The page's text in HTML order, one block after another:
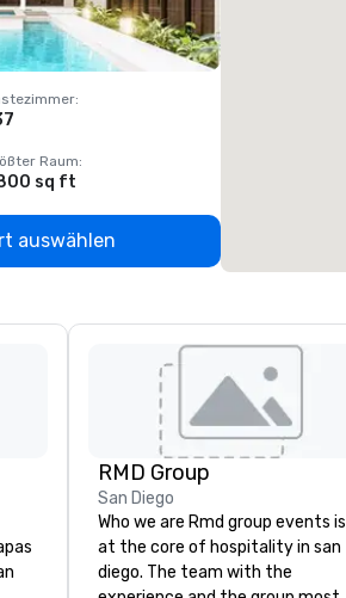
:
Raum:
sq ft
auswählen
RMD Group
San Diego
Who we are Rmd group events is
at the core of hospitality in san
diego. The team with the